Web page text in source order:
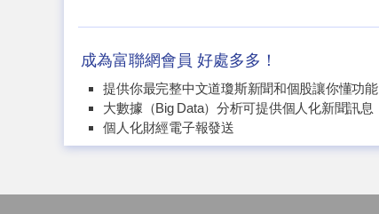
成為富聯網會員 好處多多！
提供你最完整中文道瓊斯新聞和個股讓你懂功能
大數據（Big Data）分析可提供個人化新聞訊息
個人化財經電子報發送